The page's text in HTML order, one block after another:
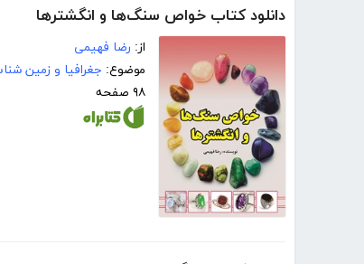
دانلود کتاب خواص سنگ‌ها و انگشترها
از: رضا فهیمی
موضوع: جغرافیا و زمین
۹۸ صفحه